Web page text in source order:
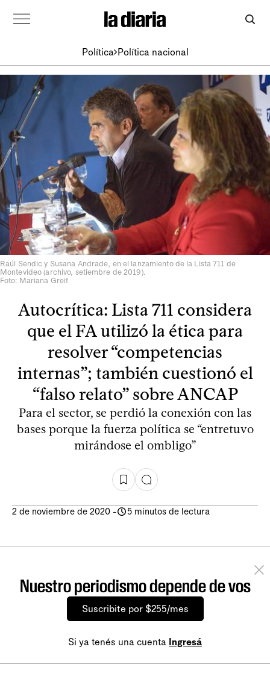
Política Política nacional
Raúl Sendic y Susana Andrade, en el lanzamiento de la Lista 711 de
Montevideo (archivo, setiembre de 2019).
Foto: Mariana Greif
Autocrítica: Lista 711 considera
que el FA utilizó la ética para
resolver “competencias
internas”; también cuestionó el
“falso relato” sobre ANCAP
Para el sector, se perdió la conexión con las
bases porque la fuerza política se “entretuvo
mirándose el ombligo”
2 de noviembre de 2020 - 5 minutos de lectura
Nuestro periodismo depende de vos
Suscribite por $255/mes
Si ya tenés una cuenta Ingresá